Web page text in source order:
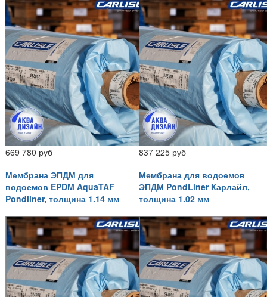
669 780 руб
837 225 руб
Мембрана ЭПДМ для
водоемов EPDM AquaTAF
Pondliner, толщина 1.14 мм
Мембрана для водоемов
ЭПДМ PondLiner Карлайл,
толщина 1.02 мм